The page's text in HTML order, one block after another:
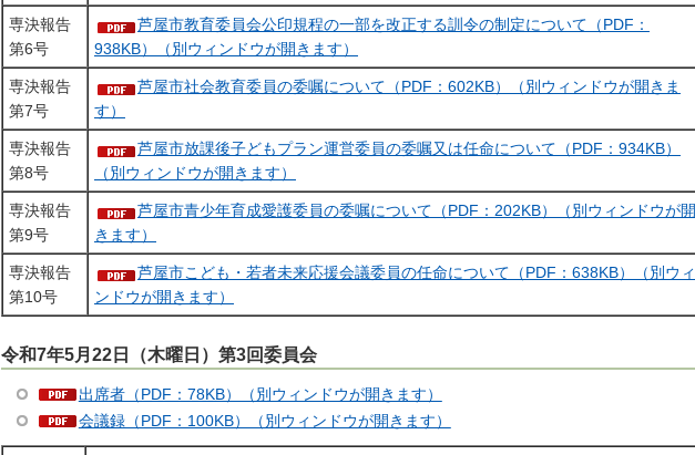
専決報告
第6号
芦屋市教育委員会公印規程の一部を改正する訓令の制定について（PDF：
938KB）（別ウィンドウが開きます）
専決報告
第7号
芦屋市社会教育委員の委嘱について（PDF：602KB）（別ウィンドウが開きま
す）
専決報告
第8号
芦屋市放課後子どもプラン運営委員の委嘱又は任命について（PDF：934KB）
（別ウィンドウが開きます）
専決報告
第9号
芦屋市青少年育成愛護委員の委嘱について（PDF：202KB）（別ウィンドウが開
きます）
専決報告
第10号
芦屋市こども・若者未来応援会議委員の任命について（PDF：638KB）（別ウィ
ンドウが開きます）
令和7年5月22日（木曜日）第3回委員会
出席者（PDF：78KB）（別ウィンドウが開きます）
会議録（PDF：100KB）（別ウィンドウが開きます）